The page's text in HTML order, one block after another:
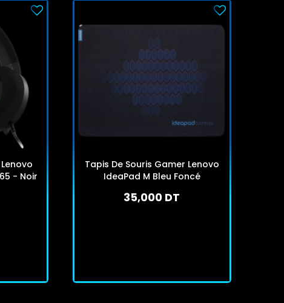
- Noir
Tapis De Souris Gamer Lenovo
IdeaPad M Bleu Foncé
35,000 DT